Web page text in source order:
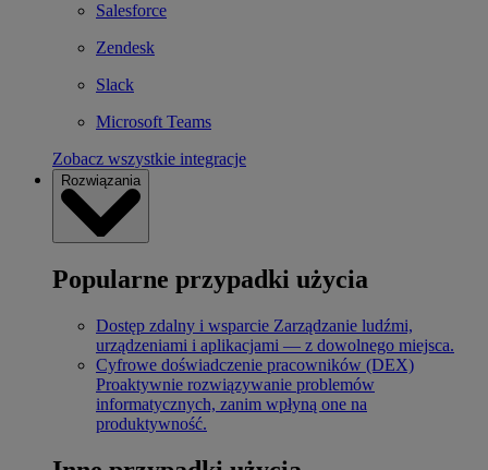
Salesforce
Zendesk
Slack
Microsoft Teams
Zobacz wszystkie integracje
Rozwiązania
Popularne przypadki użycia
Dostęp zdalny i wsparcie Zarządzanie ludźmi,
urządzeniami i aplikacjami — z dowolnego miejsca.
Cyfrowe doświadczenie pracowników (DEX)
Proaktywnie rozwiązywanie problemów
informatycznych, zanim wpłyną one na
produktywność.